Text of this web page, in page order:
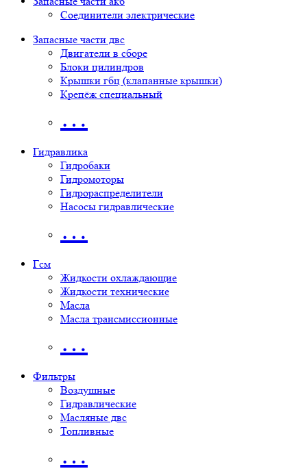
Соединители электрические
Запасные части двс
Двигатели в сборе
Блоки цилиндров
Крышки гбц (клапанные крышки)
Крепёж специальный
…
Гидравлика
Гидробаки
Гидромоторы
Гидрораспределители
Насосы гидравлические
…
Гсм
Жидкости охлаждающие
Жидкости технические
Масла
Масла трансмиссионные
…
Фильтры
Воздушные
Гидравлические
Масляные двс
Топливные
…